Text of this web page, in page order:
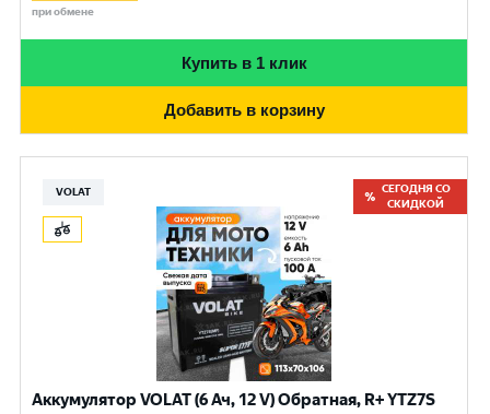
при обмене
Купить в 1 клик
Добавить в корзину
VOLAT
СЕГОДНЯ СО
СКИДКОЙ
Аккумулятор VOLAT (6 Ач, 12 V) Обратная, R+ YTZ7S